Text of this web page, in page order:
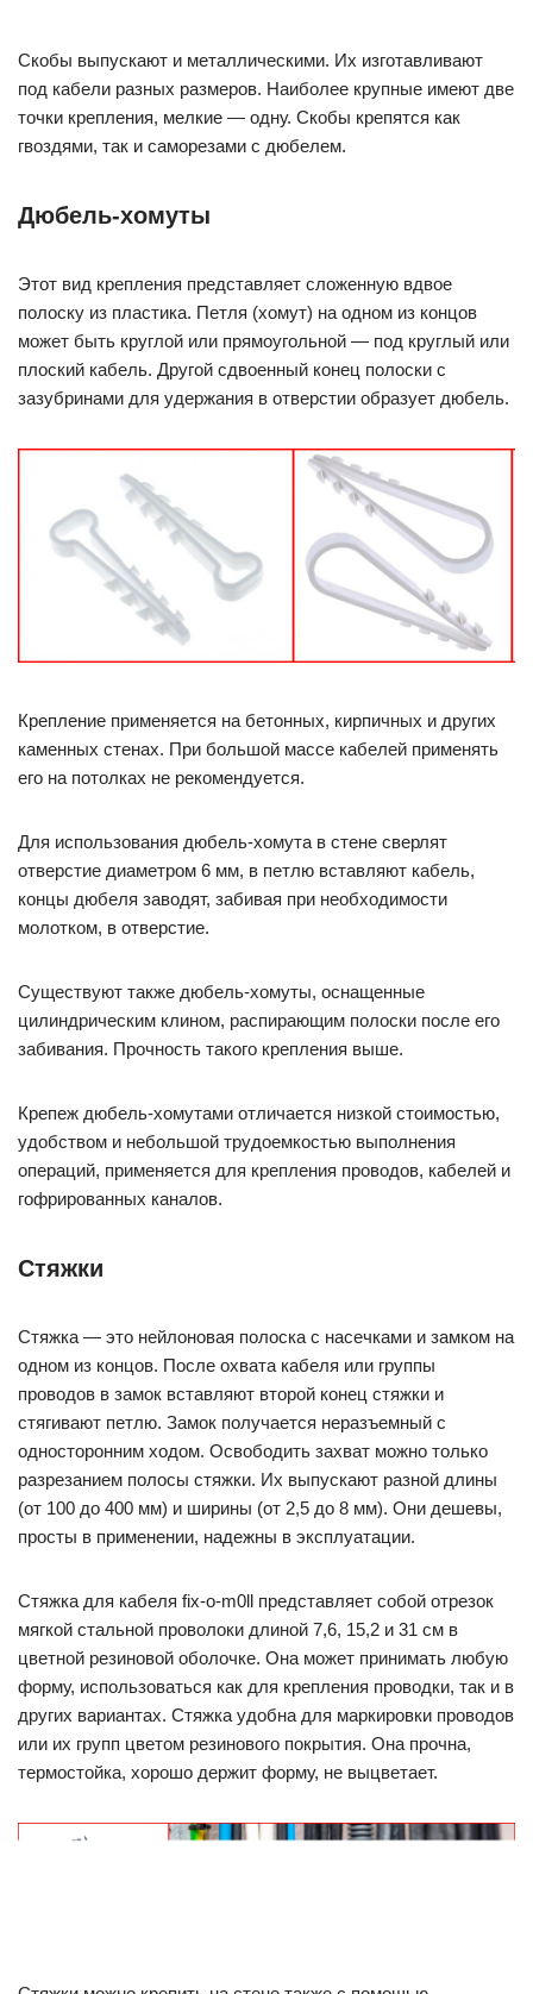
Скобы выпускают и металлическими. Их изготавливают
под кабели разных размеров. Наиболее крупные имеют две
точки крепления, мелкие — одну. Скобы крепятся как
гвоздями, так и саморезами с дюбелем.
Дюбель-хомуты
Этот вид крепления представляет сложенную вдвое
полоску из пластика. Петля (хомут) на одном из концов
может быть круглой или прямоугольной — под круглый или
плоский кабель. Другой сдвоенный конец полоски с
зазубринами для удержания в отверстии образует дюбель.
Крепление применяется на бетонных, кирпичных и других
каменных стенах. При большой массе кабелей применять
его на потолках не рекомендуется.
Для использования дюбель-хомута в стене сверлят
отверстие диаметром 6 мм, в петлю вставляют кабель,
концы дюбеля заводят, забивая при необходимости
молотком, в отверстие.
Существуют также дюбель-хомуты, оснащенные
цилиндрическим клином, распирающим полоски после его
забивания. Прочность такого крепления выше.
Крепеж дюбель-хомутами отличается низкой стоимостью,
удобством и небольшой трудоемкостью выполнения
операций, применяется для крепления проводов, кабелей и
гофрированных каналов.
Стяжки
Стяжка — это нейлоновая полоска с насечками и замком на
одном из концов. После охвата кабеля или группы
проводов в замок вставляют второй конец стяжки и
стягивают петлю. Замок получается неразъемный с
односторонним ходом. Освободить захват можно только
разрезанием полосы стяжки. Их выпускают разной длины
(от 100 до 400 мм) и ширины (от 2,5 до 8 мм). Они дешевы,
просты в применении, надежны в эксплуатации.
Стяжка для кабеля fix-o-m0ll представляет собой отрезок
мягкой стальной проволоки длиной 7,6, 15,2 и 31 см в
цветной резиновой оболочке. Она может принимать любую
форму, использоваться как для крепления проводки, так и в
других вариантах. Стяжка удобна для маркировки проводов
или их групп цветом резинового покрытия. Она прочна,
термостойка, хорошо держит форму, не выцветает.